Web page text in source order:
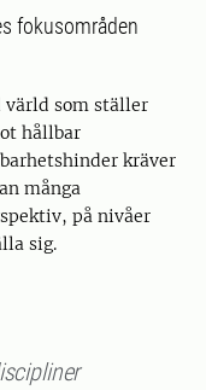
fokusområden
värld som ställer
hållbar
kräver
många
på nivåer
sig.